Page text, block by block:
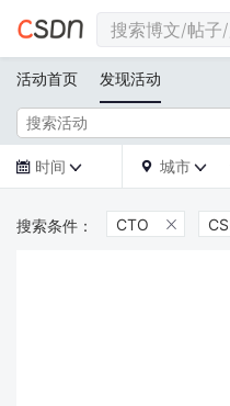
活动首页 发现活动
 时间   城市 
CTO 